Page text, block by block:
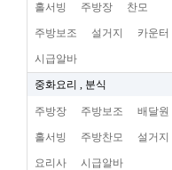
홀서빙 주방장 찬모
주방보조 설거지 카운터
시급알바
중화요리 , 분식
주방장 주방보조 배달원
홀서빙 주방찬모 설거지
요리사 시급알바